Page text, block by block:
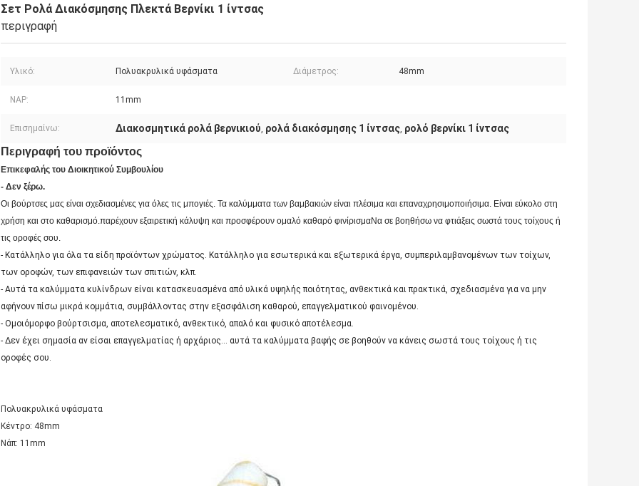
Σετ Ρολά Διακόσμησης Πλεκτά Βερνίκι 1 ίντσας
περιγραφή
Υλικό: Πολυακρυλικά υφάσματα Διάμετρος: 48mm
NAP: 11mm
Επισημαίνω: Διακοσμητικά ρολά βερνικιού, ρολά διακόσμησης 1 ίντσας, ρολό βερνίκι 1 ίντσας
Περιγραφή του προϊόντος
Επικεφαλής του Διοικητικού Συμβουλίου
- Δεν ξέρω.
Οι βούρτσες μας είναι σχεδιασμένες για όλες τις μπογιές. Τα καλύμματα των βαμβακιών είναι πλέσιμα και επαναχρησιμοποιήσιμα. Είναι εύκολο στη
χρήση και στο καθαρισμό.παρέχουν εξαιρετική κάλυψη και προσφέρουν ομαλό καθαρό φινίρισμαΝα σε βοηθήσω να φτιάξεις σωστά τους τοίχους ή
τις οροφές σου.
- Κατάλληλο για όλα τα είδη προϊόντων χρώματος. Κατάλληλο για εσωτερικά και εξωτερικά έργα, συμπεριλαμβανομένων των τοίχων,
των οροφών, των επιφανειών των σπιτιών, κλπ.
- Αυτά τα καλύμματα κυλίνδρων είναι κατασκευασμένα από υλικά υψηλής ποιότητας, ανθεκτικά και πρακτικά, σχεδιασμένα για να μην
αφήνουν πίσω μικρά κομμάτια, συμβάλλοντας στην εξασφάλιση καθαρού, επαγγελματικού φαινομένου.
- Ομοιόμορφο βούρτσισμα, αποτελεσματικό, ανθεκτικό, απαλό και φυσικό αποτέλεσμα.
- Δεν έχει σημασία αν είσαι επαγγελματίας ή αρχάριος... αυτά τα καλύμματα βαφής σε βοηθούν να κάνεις σωστά τους τοίχους ή τις
οροφές σου.
Πολυακρυλικά υφάσματα
Κέντρο: 48mm
Νάπ: 11mm